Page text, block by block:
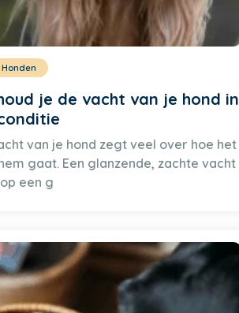
Honden
je de vacht van je hond in
van je hond zegt veel over hoe het
gaat. Een glanzende, zachte vacht
een g